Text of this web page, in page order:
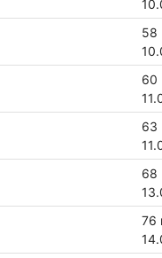
58
60
63
68
76